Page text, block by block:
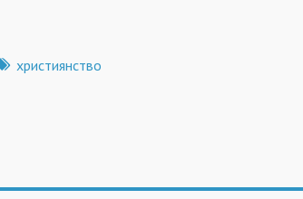
християнство